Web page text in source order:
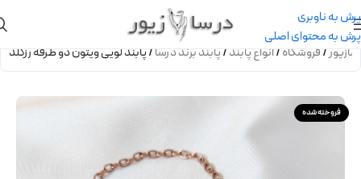
پرش به ناوبری
پرش به محتوای اصلی
/فروشگاه/انواع پابند/پابند برند درسا/پابند لویی ویتون دو طرفه رزگلد
فروخته شده